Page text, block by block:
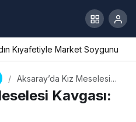
Kıyafetiyle Market Soygunu
Aksaray’da Kız Meselesi
Kavgası: Genç Öldürüldü
Kavgası: